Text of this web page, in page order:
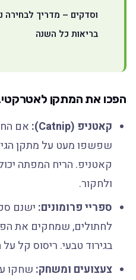
וסדקים – מדריך לבחירה
בריאות כל השנה
הפכו את המתקן
קאטניפ (Catnip):
אם
שפשפו מעט על מתקן
קאטניפ. הריח המפתה
ולחקור.
ספריי פרומונים:ישנם
לחתולים, שמחקים את
בגירוד טבעי. ריסוס קל
צעצועים ומשחק:שחקו עם